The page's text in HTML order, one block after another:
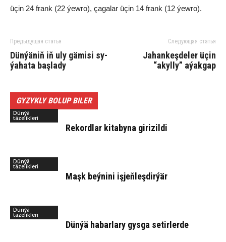
üçin 24 frank (22 ýew­ro), ça­ga­lar üçin 14 frank (12 ýew­ro).
Предыдущая статья
Dün­ýä­niň iň uly gä­mi­si sy­
ýa­ha­ta baş­la­dy
Следующая статья
Jahankeşdeler üçin
“akylly” aýakgap
GYZYKLY BOLUP BILER
Dünýä
täzelikleri
Re­kord­lar ki­ta­by­na gi­ri­zil­di
Dünýä
täzelikleri
Maşk beý­ni­ni iş­jeň­leş­dir­ýär
Dünýä
täzelikleri
Dün­ýä ha­bar­la­ry gys­ga se­tir­ler­de